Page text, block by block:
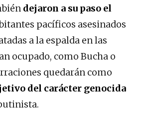
dejaron a su paso el
pacíficos asesinados
a la espalda en las
ocupado, como Bucha o
quedarán como
del carácter genocida